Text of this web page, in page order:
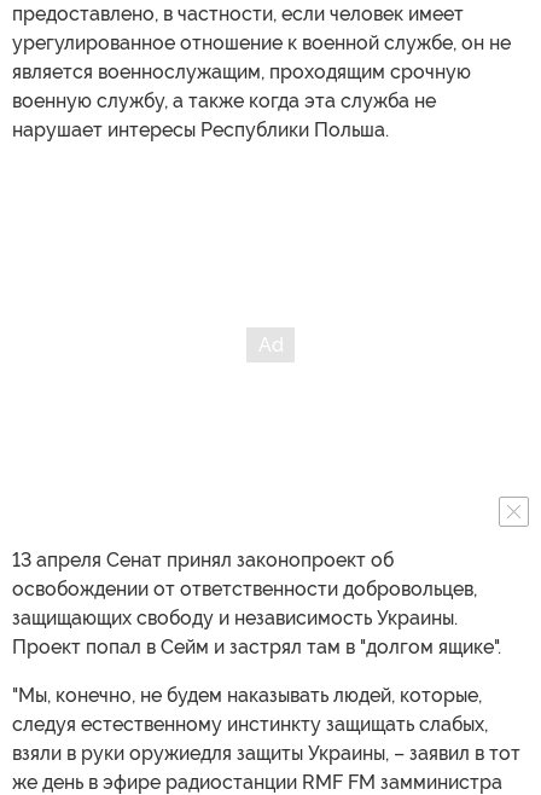
предоставлено, в частности, если человек имеет
урегулированное отношение к военной службе, он не
является военнослужащим, проходящим срочную
военную службу, а также когда эта служба не
нарушает интересы Республики Польша.
13 апреля Сенат принял законопроект об
освобождении от ответственности добровольцев,
защищающих свободу и независимость Украины.
Проект попал в Сейм и застрял там в "долгом ящике".
"Мы, конечно, не будем наказывать людей, которые,
следуя естественному инстинкту защищать слабых,
взяли в руки оружиедля защиты Украины, – заявил в тот
же день в эфире радиостанции RMF FM замминистра